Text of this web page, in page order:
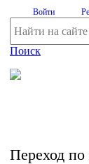
Войти
Поиск
Переход